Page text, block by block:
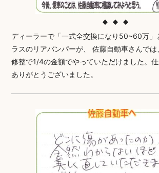
ディーラーで「一式全交換になり50~60万」
ラスのリアバンパーが、 佐藤自動車さんで
修整で1/4の金額でやっていただけました。
ありがとうございました。